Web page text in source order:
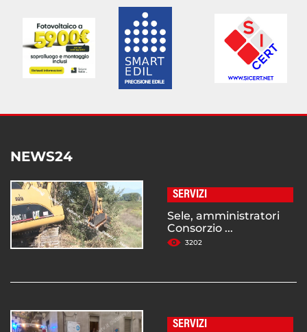
NEWS24
SERVIZI
Sele, amministratori
Consorzio ...
3202
SERVIZI